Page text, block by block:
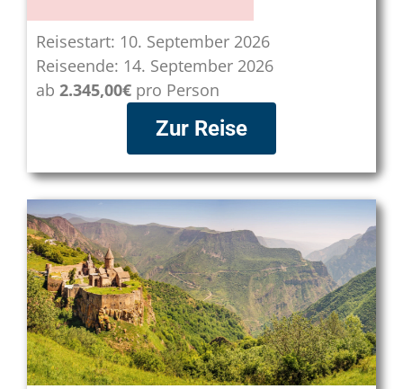
Reisestart: 10. September 2026
Reiseende: 14. September 2026
ab 2.345,00€ pro Person
Zur Reise